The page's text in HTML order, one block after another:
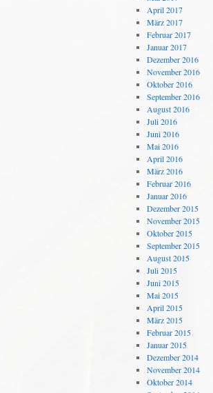
April 2017
März 2017
Februar 2017
Januar 2017
Dezember 2016
November 2016
Oktober 2016
September 2016
August 2016
Juli 2016
Juni 2016
Mai 2016
April 2016
März 2016
Februar 2016
Januar 2016
Dezember 2015
November 2015
Oktober 2015
September 2015
August 2015
Juli 2015
Juni 2015
Mai 2015
April 2015
März 2015
Februar 2015
Januar 2015
Dezember 2014
November 2014
Oktober 2014